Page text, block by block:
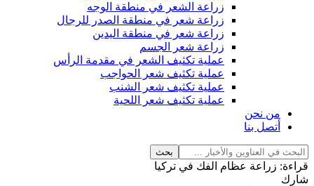
زراعة الشعر في منطقة الوجه
زراعة شعر في منطقة الصدر للرجال
زراعة شعر في منطقة اليدين
زراعة شعر الجسم
عملية تكثيف الشعر في مقدمة الرأس
عملية تكثيف شعر الحواجب
عملية تكثيف شعر الشنب
عملية تكثيف شعر اللحية
من نحن
أتصل بنا
قراءة: زراعة عظام الفك في تركيا
شارك